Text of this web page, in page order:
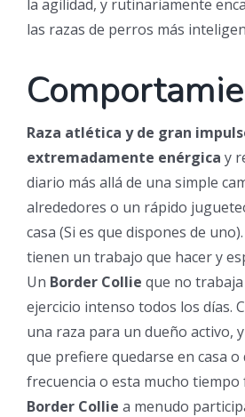
la agilidad, y rutinariamente
las razas de perros más
Raza atlética y de gran
extremadamente enérgica y
diario más allá de una simple
alrededores o un rápido
casa (Si es que dispones de
tienen un trabajo que hacer y
Un Border Collie que no
ejercicio intenso todos los días.
una raza para un dueño activo,
que prefiere quedarse en casa o
frecuencia o esta mucho tiempo
Border Collie a menudo